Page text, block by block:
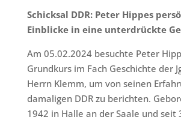
Schicksal DDR: Peter Hippes
Einblicke in eine unterdrückte
Am 05.02.2024 besuchte Peter
Grundkurs im Fach Geschichte der
Herrn Klemm, um von seinen
damaligen DDR zu berichten.
1942 in Halle an der Saale und seit